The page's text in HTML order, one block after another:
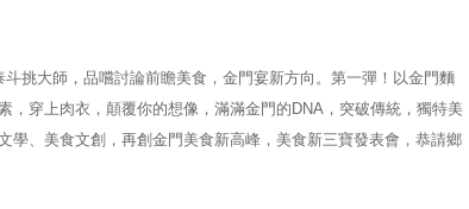
挑大師，品嚐討論前瞻美食，金門宴新方向。第一彈！以金門麵
，穿上肉衣，顛覆你的想像，滿滿金門的DNA，突破傳統，獨特美
學、美食文創，再創金門美食新高峰，美食新三寶發表會，恭請鄉